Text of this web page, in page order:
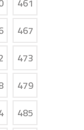
461
467
473
479
485